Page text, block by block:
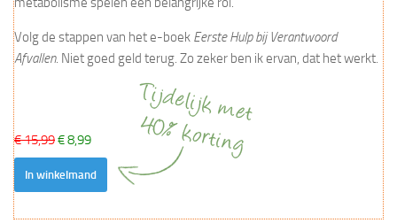
Volg de stappen van het e-boek Eerste Hulp bij Verantwoord
Afvallen. Niet goed geld terug. Zo zeker ben ik ervan, dat het werkt.
€ 15,99€ 8,99
In winkelmand